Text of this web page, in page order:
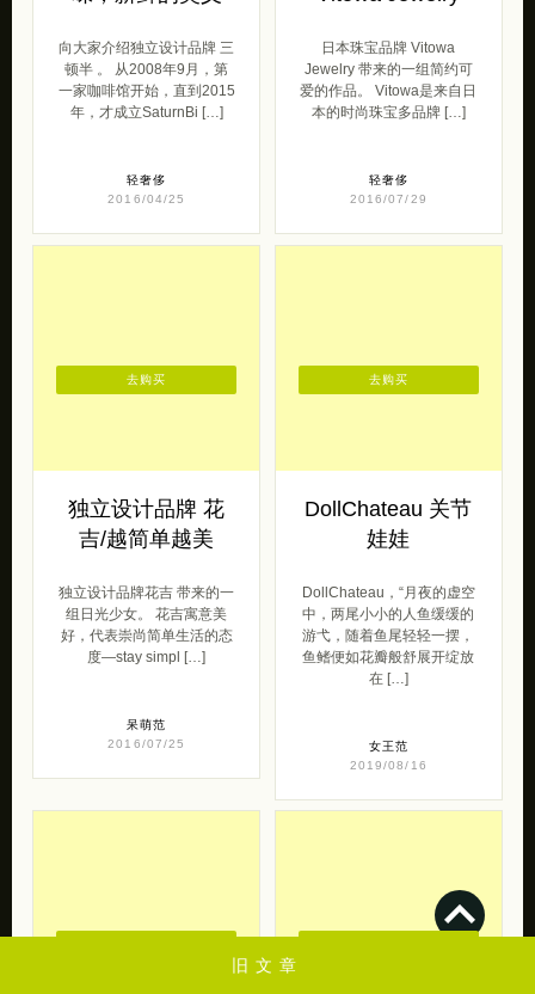
旧文章
向大家介绍独立设计品牌 三
顿半 。 从2008年9月，第
一家咖啡馆开始，直到2015
年，才成立SaturnBi […]
轻奢侈
2016/04/25
日本珠宝品牌 Vitowa
Jewelry 带来的一组简约可
爱的作品。 Vitowa是来自日
本的时尚珠宝多品牌 […]
轻奢侈
2016/07/29
独立设计品牌 花
吉/越简单越美
独立设计品牌花吉 带来的一
组日光少女。 花吉寓意美
好，代表崇尚简单生活的态
度—stay simpl […]
呆萌范
2016/07/25
去购买
DollChateau 关节
娃娃
DollChateau，“月夜的虚空
中，两尾小小的人鱼缓缓的
游弋，随着鱼尾轻轻一摆，
鱼鳍便如花瓣般舒展开绽放
在 […]
女王范
2019/08/16
去购买